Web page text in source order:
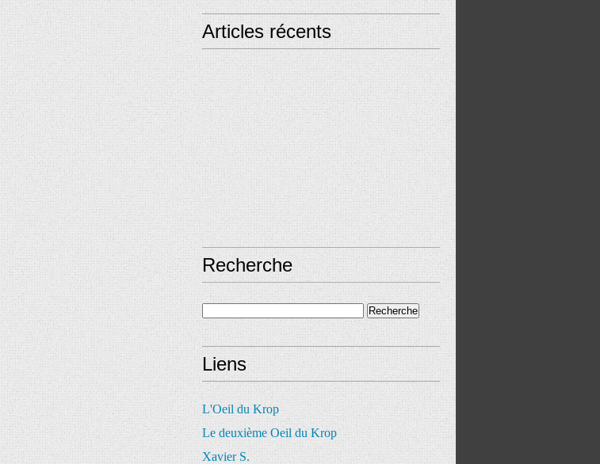
Articles récents
Recherche
Liens
L'Oeil du Krop
Le deuxième Oeil du Krop
Xavier S.